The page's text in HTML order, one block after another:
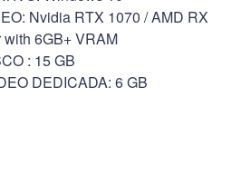
Nvidia RTX 1070 / AMD RX
6GB+ VRAM
: 15 GB
DEDICADA: 6 GB